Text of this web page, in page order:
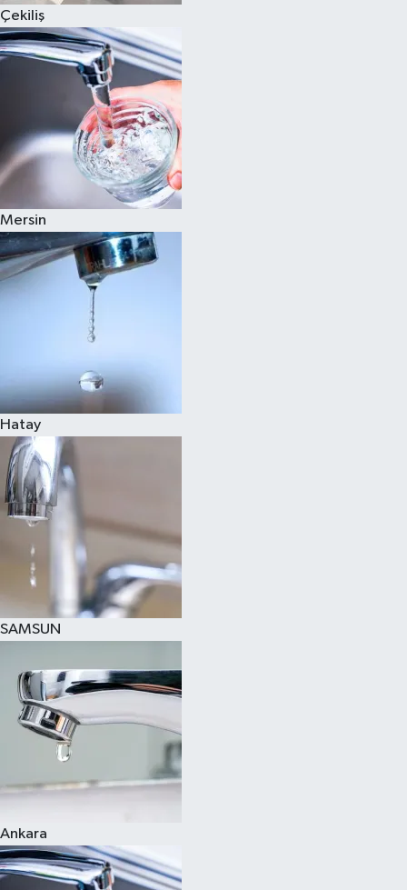
Çekiliş
Mersin
Hatay
SAMSUN
Ankara